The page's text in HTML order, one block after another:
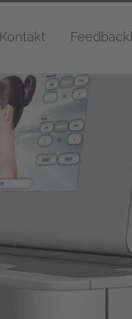
Kontakt